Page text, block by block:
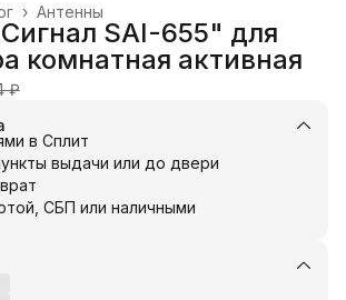
Антенны
›
SAI-655" для
комнатная активная
₽
в Сплит
выдачи или до двери
СБП или наличными